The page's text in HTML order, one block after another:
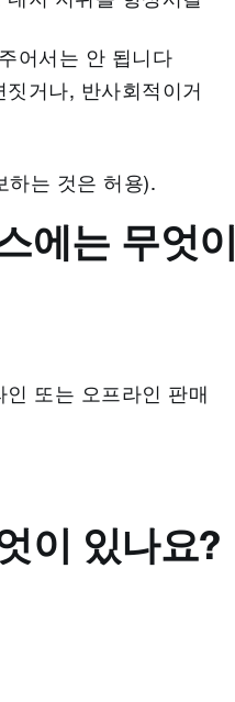
어서는 안 됩니다
거나, 반사회적이거
하는 것은 허용).
에는 무엇이
또는 오프라인 판매
이 있나요?